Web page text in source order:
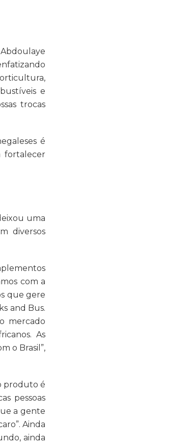
e
trocas
é
fortalecer
uma
diversos
com a
que gere
and Bus.
mercado
As
o Brasil”,
produto é
pessoas
a gente
Ainda
ainda